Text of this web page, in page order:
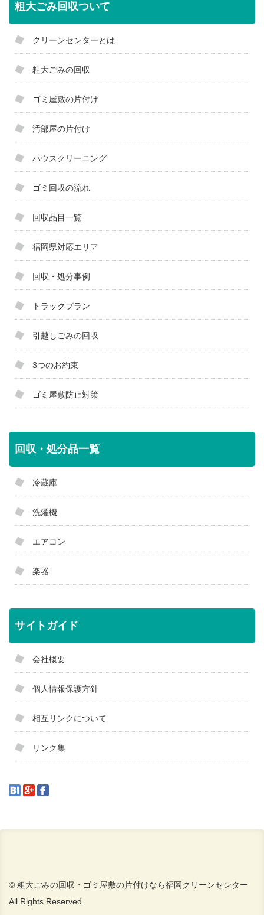
粗大ごみ回収ついて
クリーンセンターとは
粗大ごみの回収
ゴミ屋敷の片付け
汚部屋の片付け
ハウスクリーニング
ゴミ回収の流れ
回収品目一覧
福岡県対応エリア
回収・処分事例
トラックプラン
引越しごみの回収
3つのお約束
ゴミ屋敷防止対策
回収・処分品一覧
冷蔵庫
洗濯機
エアコン
楽器
サイトガイド
会社概要
個人情報保護方針
相互リンクについて
リンク集
© 粗大ごみの回収・ゴミ屋敷の片付けなら福岡クリーンセンター
All Rights Reserved.